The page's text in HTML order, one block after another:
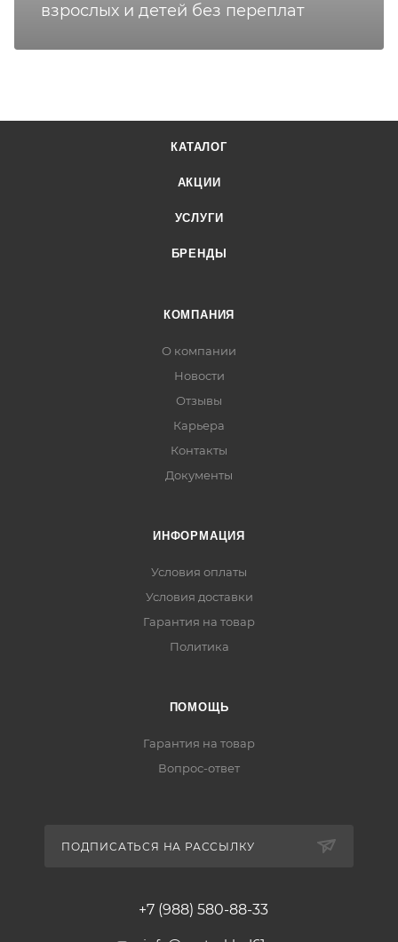
взрослых и детей без переплат
КАТАЛОГ
АКЦИИ
УСЛУГИ
БРЕНДЫ
КОМПАНИЯ
О компании
Новости
Отзывы
Карьера
Контакты
Документы
ИНФОРМАЦИЯ
Условия оплаты
Условия доставки
Гарантия на товар
Политика
ПОМОЩЬ
Гарантия на товар
Вопрос-ответ
ПОДПИСАТЬСЯ НА РАССЫЛКУ
+7 (988) 580-88-33